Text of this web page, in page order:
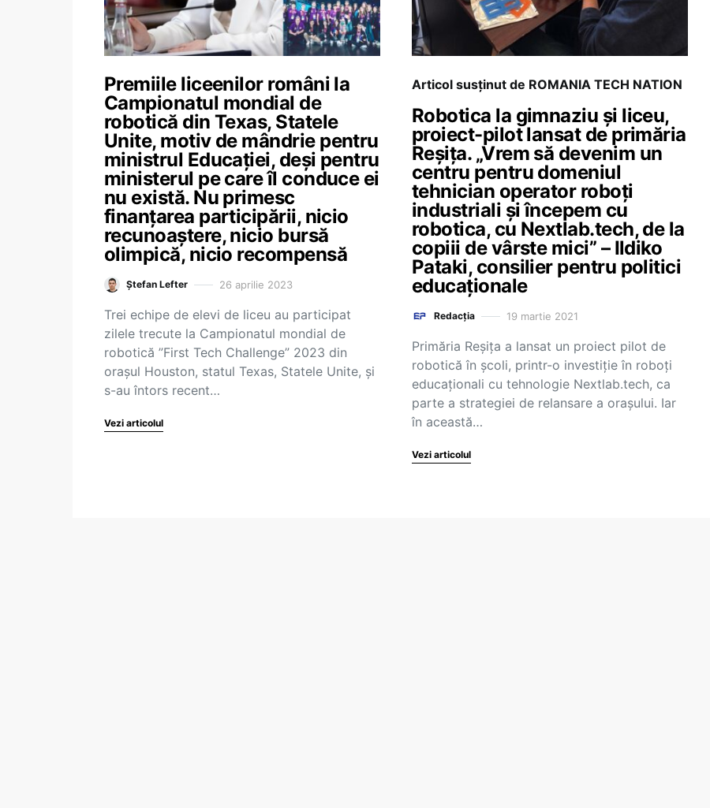
Premiile liceenilor români la
Campionatul mondial de
robotică din Texas, Statele
Unite, motiv de mândrie pentru
ministrul Educației, deși pentru
ministerul pe care îl conduce ei
nu există. Nu primesc
finanțarea participării, nicio
recunoaștere, nicio bursă
olimpică, nicio recompensă
Ștefan Lefter 26 aprilie 2023
Trei echipe de elevi de liceu au participat
zilele trecute la Campionatul mondial de
robotică ”First Tech Challenge” 2023 din
orașul Houston, statul Texas, Statele Unite, și
s-au întors recent…
Vezi articolul
Articol susținut de ROMANIA TECH NATION
Robotica la gimnaziu și liceu,
proiect-pilot lansat de primăria
Reșița. „Vrem să devenim un
centru pentru domeniul
tehnician operator roboți
industriali și începem cu
robotica, cu Nextlab.tech, de la
copiii de vârste mici” – Ildiko
Pataki, consilier pentru politici
educaționale
Redacția 19 martie 2021
Primăria Reșița a lansat un proiect pilot de
robotică în școli, printr-o investiție în roboți
educaționali cu tehnologie Nextlab.tech, ca
parte a strategiei de relansare a orașului. Iar
în această…
Vezi articolul